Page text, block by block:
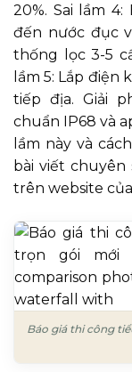
20%. Sai lầm
đến nước đục
thống lọc 3-5
lầm 5: Lắp
tiếp địa. Giải
chuẩn IP68 và
lầm này và
bài viết chuyên
trên website
Báo giá thi công